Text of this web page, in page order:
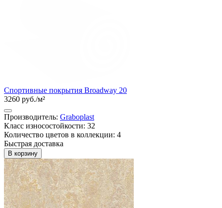
Спортивные покрытия Broadway 20
3260 руб./м²
Производитель: Graboplast
Класс износостойкости: 32
Количество цветов в коллекции: 4
Быстрая доставка
В корзину